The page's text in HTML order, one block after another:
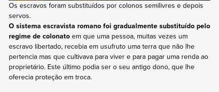
Os escravos foram substituídos por colonos semilivres e depois
servos.
O sistema escravista romano foi gradualmente substituído pelo
regime de colonatoem que uma pessoa, muitas vezes um
escravo libertado, recebia em usufruto uma terra que não lhe
pertencia mas que cultivava para viver e para pagar uma renda ao
proprietário. Este último podia ser o seu antigo dono, que lhe
oferecia proteção em troca.